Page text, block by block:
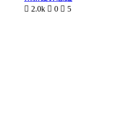
 2.0k  0  5